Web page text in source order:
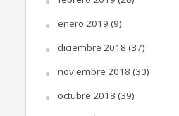
enero 2019 (9)
diciembre 2018 (37)
noviembre 2018 (30)
octubre 2018 (39)